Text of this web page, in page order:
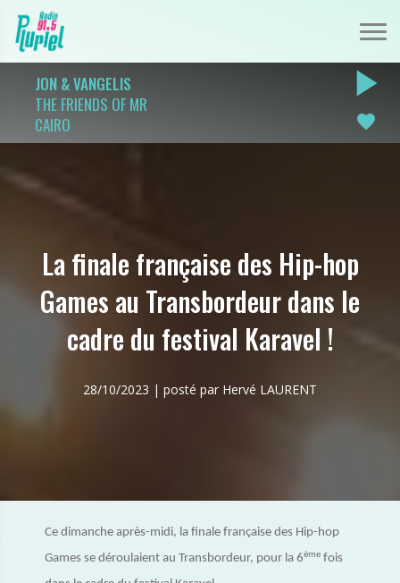
JON & VANGELIS
THE FRIENDS OF MR
CAIRO
play_arrow
favorite
La finale française des Hip-hop
Games au Transbordeur dans le
cadre du festival Karavel !
28/10/2023 | posté par Hervé LAURENT
Ce dimanche après-midi, la finale française des Hip-hop
Games se déroulaient au Transbordeur, pour la 6ème fois